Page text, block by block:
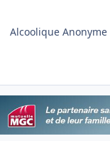
Alcoolique Anonyme